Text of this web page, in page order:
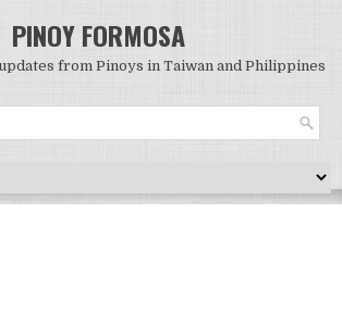
PINOY FORMOSA
from Pinoys in Taiwan and Philippines